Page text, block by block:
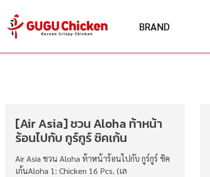
BRAND
[Air Asia] ชวน Aloha ท้าหน้า
ร้อนไปกับ กูร์กูร์ ชิคเก้น
Air Asia ชวน Aloha ท้าหน้าร้อนไปกับ กูร์กูร์ ชิค
เก้นAloha 1: Chicken 16 Pcs. (เล